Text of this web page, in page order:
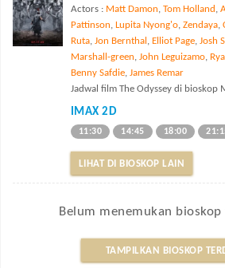
Actors : Matt Damon, Tom Holland ,
Pattinson, Lupita Nyong'o, Zendaya,
Ruta, Jon Bernthal , Elliot Page, Josh
Marshall-green, John Leguizamo,
Benny Safdie, James Remar
Jadwal film The Odyssey di bioskop
IMAX 2D
11:30 14:45 18:00
LIHAT DI BIOSKOP LAIN
Belum menemukan bioskop
TAMPILKAN BIOSKOP